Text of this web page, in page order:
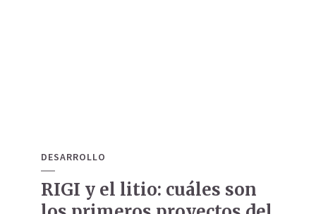
DESARROLLO
RIGI y el litio: cuáles son